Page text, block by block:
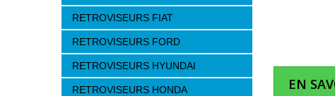
RETROVISEURS FIAT
RETROVISEURS FORD
RETROVISEURS HYUNDAI
RETROVISEURS HONDA EN